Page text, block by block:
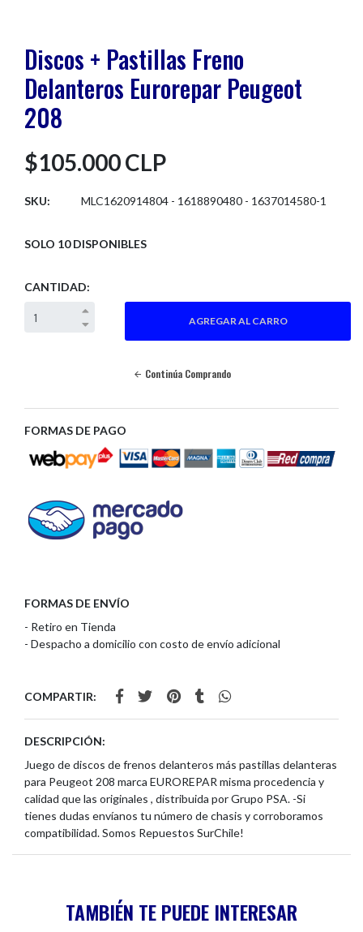
Discos + Pastillas Freno
Delanteros Eurorepar Peugeot
208
$105.000 CLP
SKU: MLC1620914804 - 1618890480 - 1637014580-1
SOLO 10 DISPONIBLES
CANTIDAD:
Continúa Comprando
FORMAS DE PAGO
FORMAS DE ENVÍO
- Retiro en Tienda
- Despacho a domicilio con costo de envío adicional
COMPARTIR:
DESCRIPCIÓN:
Juego de discos de frenos delanteros más pastillas delanteras
para Peugeot 208 marca EUROREPAR misma procedencia y
calidad que las originales , distribuida por Grupo PSA. -Si
tienes dudas envíanos tu número de chasis y corroboramos
compatibilidad. Somos Repuestos SurChile!
TAMBIÉN TE PUEDE INTERESAR